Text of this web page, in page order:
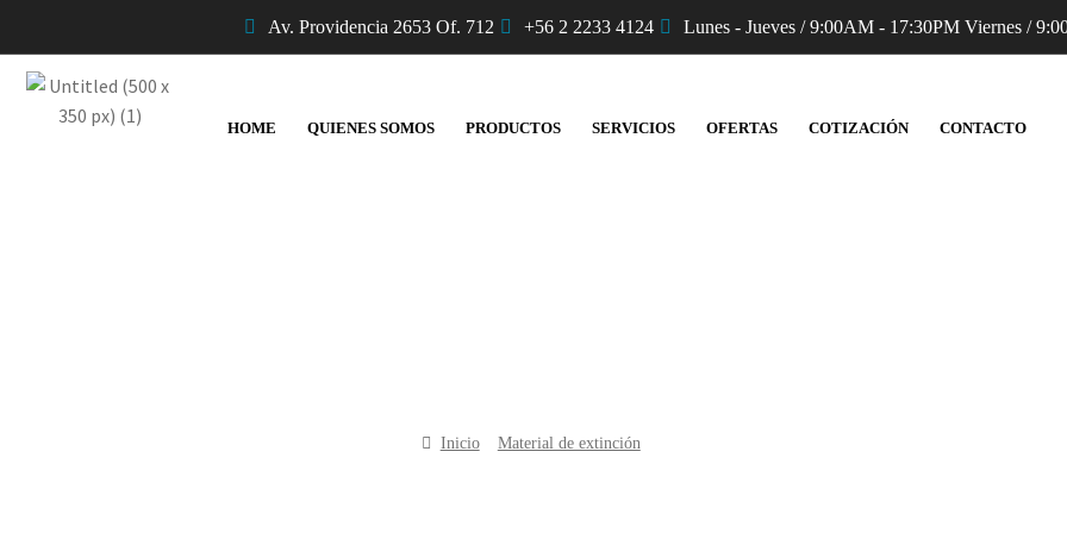
Av. Providencia 2653 Of. 712 +56 2 2233 4124 Lunes - Jueves / 9:00AM - 17:30PM Viernes /
HOME QUIENES SOMOS PRODUCTOS SERVICIOS OFERTAS COTIZACIÓN CONTACTO
Inicio Material de extinción